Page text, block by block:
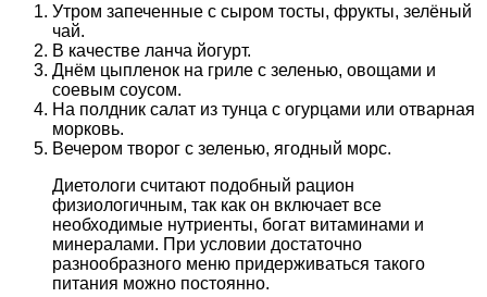
Утром запеченные с сыром тосты, фрукты, зелёный
чай.
В качестве ланча йогурт.
Днём цыпленок на гриле с зеленью, овощами и
соевым соусом.
На полдник салат из тунца с огурцами или отварная
морковь.
Вечером творог с зеленью, ягодный морс.
Диетологи считают подобный рацион
физиологичным, так как он включает все
необходимые нутриенты, богат витаминами и
минералами. При условии достаточно
разнообразного меню придерживаться такого
питания можно постоянно.